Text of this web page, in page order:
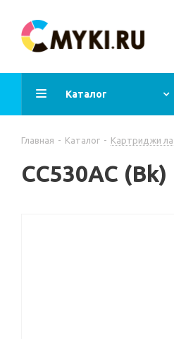
Каталог
Главная - Каталог - Картриджи
CC530AC